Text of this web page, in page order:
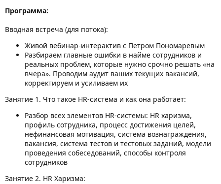
Программа:
Вводная встреча (для потока):
Живой вебинар-интерактив с Петром Пономаревым
Разбираем главные ошибки в найме сотрудников и
реальных проблем, которые нужно срочно решать «на
вчера». Проводим аудит ваших текущих вакансий,
корректируем и усиливаем их
Занятие 1. Что такое HR-система и как она работает:
Разбор всех элементов HR-системы: HR харизма,
профиль сотрудника, процесс достижения целей,
нефинансовая мотивация, система вознаграждения,
вакансия, система тестов и тестовых заданий, модели
проведения собеседований, способы контроля
сотрудников
Занятие 2. HR Харизма: